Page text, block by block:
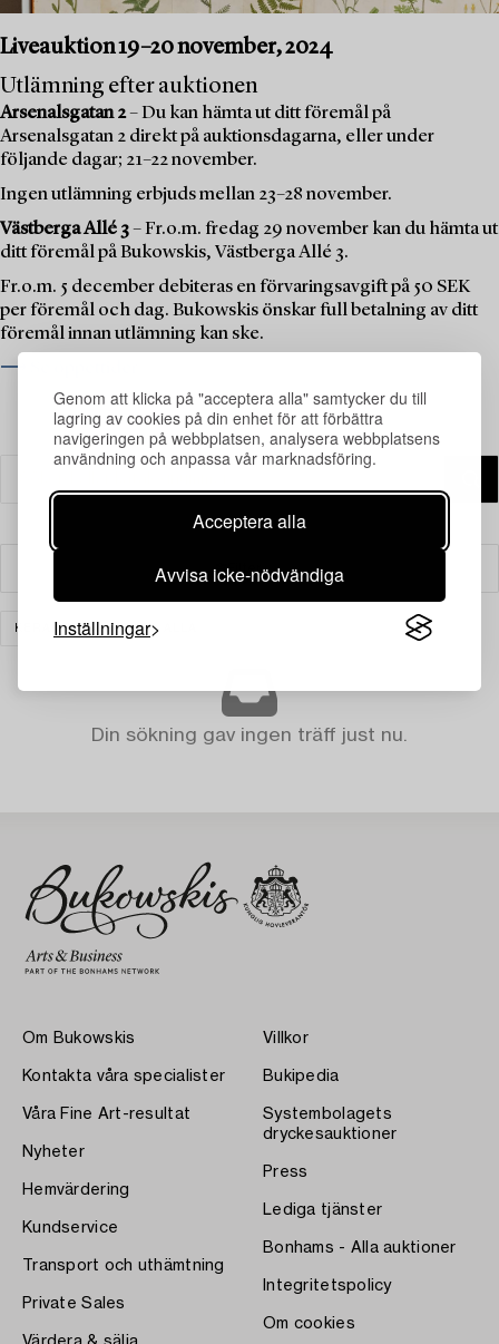
Genom att klicka på "acceptera alla" samtycker du till
lagring av cookies på din enhet för att förbättra
navigeringen på webbplatsen, analysera webbplatsens
användning och anpassa vår marknadsföring.
Acceptera alla
Avvisa icke-nödvändiga
Inställningar
Liveauktion 19–20 november, 2024
Utlämning efter auktionen
Arsenalsgatan 2– Du kan hämta ut ditt föremål på
Arsenalsgatan 2 direkt på auktionsdagarna, eller under
följande dagar; 21–22 november.
Ingen utlämning erbjuds mellan 23–28 november.
Västberga Allé 3– Fr.o.m. fredag 29 november kan du hämta ut
ditt föremål på Bukowskis, Västberga Allé 3.
Fr.o.m. 5 december debiteras en förvaringsavgift på 50 SEK
per föremål och dag. Bukowskis önskar full betalning av ditt
föremål innan utlämning kan ske.
⟶ Se öppettider
Filter
KERAMIK RENSA ALLA
Din sökning gav ingen träff just nu.
Om Bukowskis
Kontakta våra specialister
Våra Fine Art-resultat
Nyheter
Hemvärdering
Kundservice
Transport och uthämtning
Private Sales
Villkor
Bukipedia
Systembolagets
dryckesauktioner
Press
Lediga tjänster
Bonhams - Alla auktioner
Integritetspolicy
Om cookies